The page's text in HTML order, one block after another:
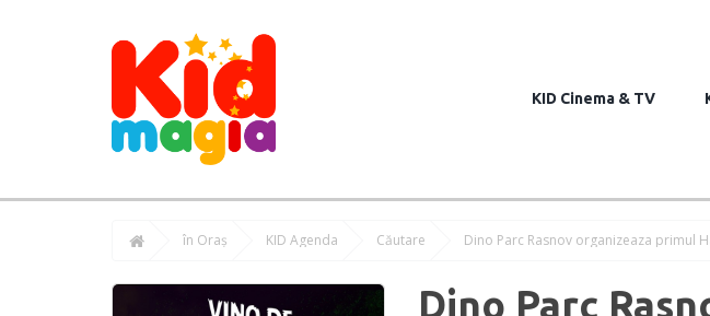
Cinema & TV
în Oraș KID Agenda Căutare Dino Parc Rasnov organizeaza primul
Dino Parc